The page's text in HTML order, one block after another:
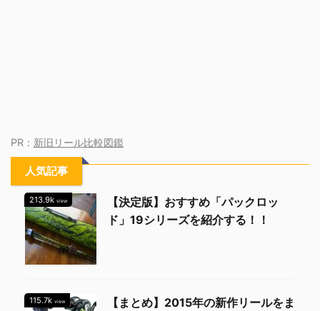
PR： 新旧リール比較図鑑
人気記事
213.9k view
【決定版】おすすめ「パックロッ
ド」19シリーズを紹介する！！
115.7k view
【まとめ】2015年の新作リールをま